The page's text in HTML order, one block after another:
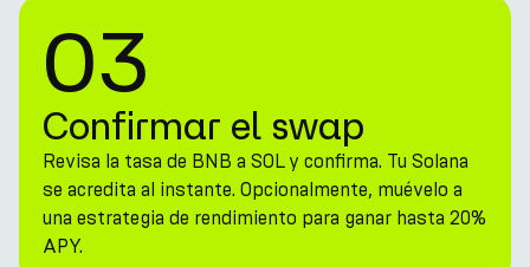
03
Confirmar el swap
Revisa la tasa de BNB a SOL y confirma. Tu Solana
se acredita al instante. Opcionalmente, muévelo a
una estrategia de rendimiento para ganar hasta 20%
APY.